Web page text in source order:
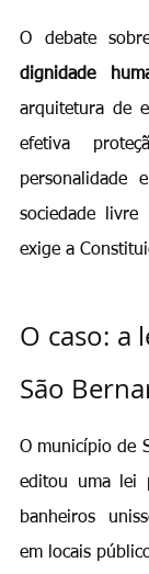
O debate
dignidade
arquitetura de
efetiva
personalidade
sociedade livre
exige a
O caso: a
São
O município de
editou uma lei
banheiros
em locais